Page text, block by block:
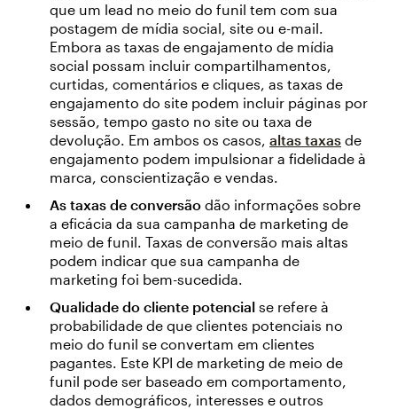
que um lead no meio do funil tem com sua
postagem de mídia social, site ou e-mail.
Embora as taxas de engajamento de mídia
social possam incluir compartilhamentos,
curtidas, comentários e cliques, as taxas de
engajamento do site podem incluir páginas por
sessão, tempo gasto no site ou taxa de
devolução. Em ambos os casos, altas taxas de
engajamento podem impulsionar a fidelidade à
marca, conscientização e vendas.
As taxas de conversão dão informações sobre
a eficácia da sua campanha de marketing de
meio de funil. Taxas de conversão mais altas
podem indicar que sua campanha de
marketing foi bem-sucedida.
Qualidade do cliente potencial se refere à
probabilidade de que clientes potenciais no
meio do funil se convertam em clientes
pagantes. Este KPI de marketing de meio de
funil pode ser baseado em comportamento,
dados demográficos, interesses e outros